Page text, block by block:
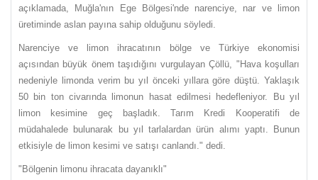
açıklamada, Muğla'nın Ege Bölgesi'nde narenciye, nar ve limon
üretiminde aslan payına sahip olduğunu söyledi.
Narenciye ve limon ihracatının bölge ve Türkiye ekonomisi
açısından büyük önem taşıdığını vurgulayan Çöllü, "Hava koşulları
nedeniyle limonda verim bu yıl önceki yıllara göre düştü. Yaklaşık
50 bin ton civarında limonun hasat edilmesi hedefleniyor. Bu yıl
limon kesimine geç başladık. Tarım Kredi Kooperatifi de
müdahalede bulunarak bu yıl tarlalardan ürün alımı yaptı. Bunun
etkisiyle de limon kesimi ve satışı canlandı." dedi.
"Bölgenin limonu ihracata dayanıklı"